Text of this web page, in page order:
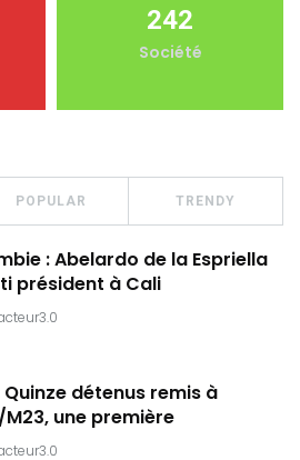
242
Société
POPULAR TRENDY
: Abelardo de la Espriella
président à Cali
Quinze détenus remis à
M23, une première